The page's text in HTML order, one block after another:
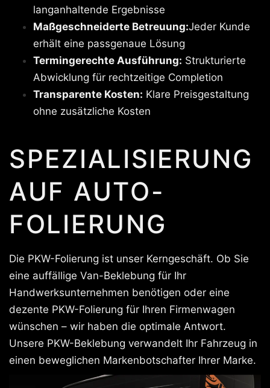
langanhaltende Ergebnisse
Maßgeschneiderte Betreuung:Jeder Kunde
erhält eine passgenaue Lösung
Termingerechte Ausführung: Strukturierte
Abwicklung für rechtzeitige Completion
Transparente Kosten: Klare Preisgestaltung
ohne zusätzliche Kosten
SPEZIALISIERUNG
AUF AUTO-
FOLIERUNG
Die PKW-Folierung ist unser Kerngeschäft. Ob Sie
eine auffällige Van-Beklebung für Ihr
Handwerksunternehmen benötigen oder eine
dezente PKW-Folierung für Ihren Firmenwagen
wünschen – wir haben die optimale Antwort.
Unsere PKW-Beklebung verwandelt Ihr Fahrzeug in
einen beweglichen Markenbotschafter Ihrer Marke.